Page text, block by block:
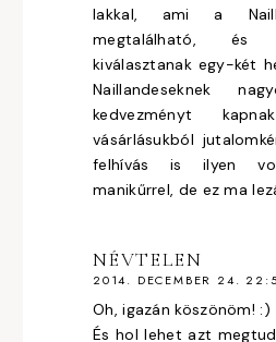
lakkal, ami a
megtalálható, és
kiválasztanak egy-két
Naillandeseknek
kedvezményt
vásárlásukból
felhívás is ilyen
manikűrrel, de ez ma
NÉVTELEN
2014. DECEMBER 24.
Oh, igazán köszönöm! :)
És hol lehet azt